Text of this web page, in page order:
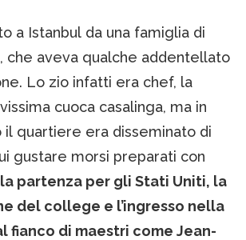
a Istanbul da una famiglia di
che aveva qualche addentellato
Lo zio infatti era chef, la
cuoca casalinga, ma in
quartiere era disseminato di
gustare morsi preparati con
partenza per gli Stati Uniti, la
del college e l’ingresso nella
fianco di maestri come Jean-